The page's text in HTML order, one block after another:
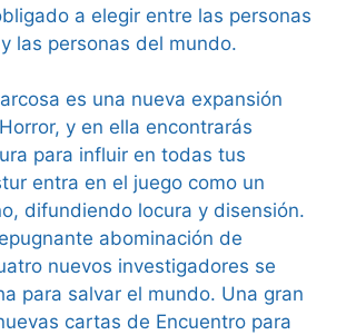
a elegir entre las personas
las personas del mundo.
es una nueva expansión
y en ella encontrarás
para influir en todas tus
entra en el juego como un
difundiendo locura y disensión.
abominación de
nuevos investigadores se
para salvar el mundo. Una gran
cartas de Encuentro para